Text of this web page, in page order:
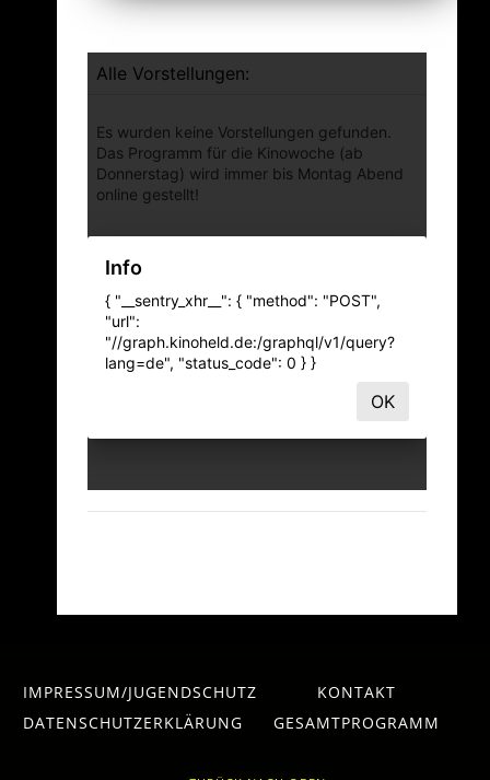
IMPRESSUM/JUGENDSCHUTZ
KONTAKT
DATENSCHUTZERKLÄRUNG
GESAMTPROGRAMM